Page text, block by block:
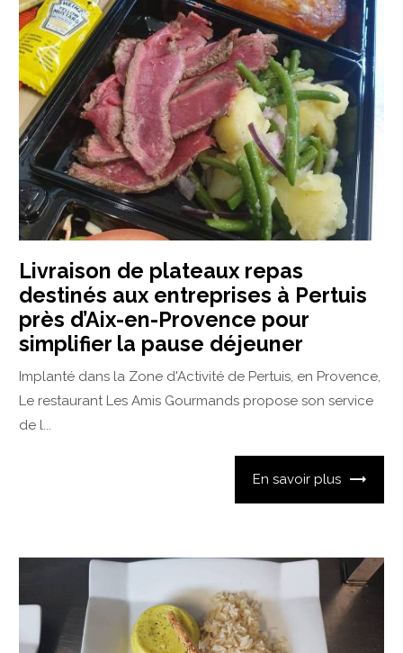
Livraison de plateaux repas
destinés aux entreprises à Pertuis
près d’Aix-en-Provence pour
simplifier la pause déjeuner
Implanté dans la Zone d'Activité de Pertuis, en Provence,
Le restaurant Les Amis Gourmands propose son service
de l...
En savoir plus